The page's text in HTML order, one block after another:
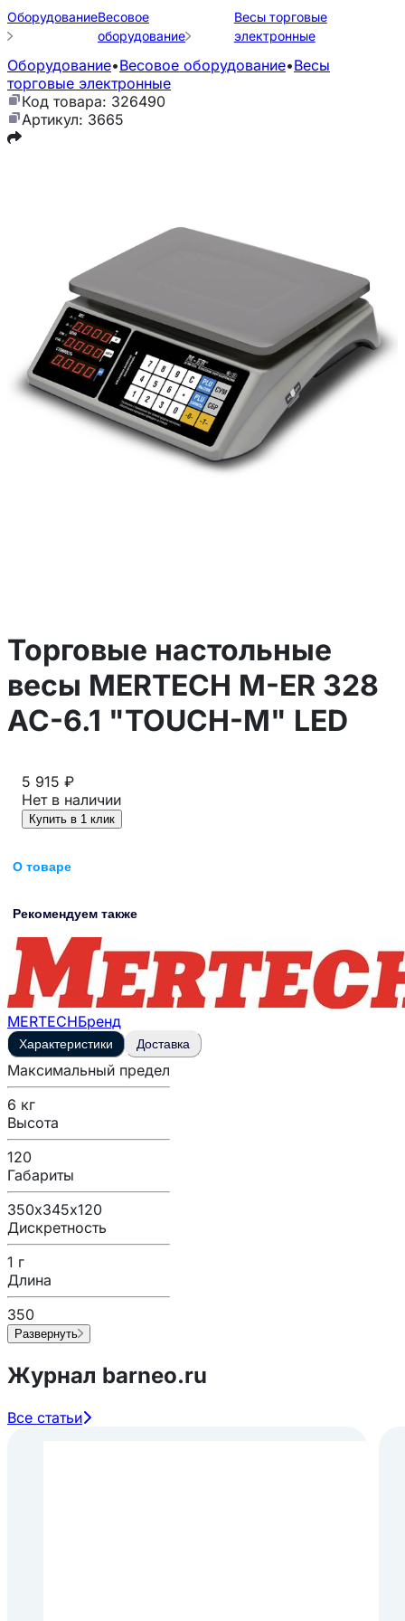
ОборудованиеВесовое
оборудование
Весы торговые
электронные
Оборудование•Весовое оборудование•Весы
торговые электронные
Код товара: 326490
Артикул: 3665
Торговые настольные
весы MERTECH M-ER 328
AC-6.1 "TOUCH-M" LED
5 915 ₽
Нет в наличии
Купить в 1 клик
О товаре
Рекомендуем также
MERTECHБренд
Характеристики Доставка
Максимальный предел
6 кг
Высота
120
Габариты
350х345х120
Дискретность
1 г
Длина
350
Развернуть
Журнал barneo.ru
Все статьи